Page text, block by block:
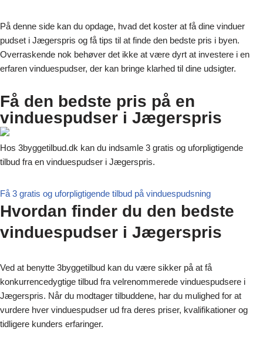
På denne side kan du opdage, hvad det koster at få dine vinduer
pudset i Jægerspris og få tips til at finde den bedste pris i byen.
Overraskende nok behøver det ikke at være dyrt at investere i en
erfaren vinduespudser, der kan bringe klarhed til dine udsigter.
Få den bedste pris på en
vinduespudser i Jægerspris
Hos 3byggetilbud.dk kan du indsamle 3 gratis og uforpligtigende
tilbud fra en vinduespudser i Jægerspris.
Få 3 gratis og uforpligtigende tilbud på vinduespudsning
Hvordan finder du den bedste
vinduespudser i Jægerspris
Ved at benytte 3byggetilbud kan du være sikker på at få
konkurrencedygtige tilbud fra velrenommerede vinduespudsere i
Jægerspris. Når du modtager tilbuddene, har du mulighed for at
vurdere hver vinduespudser ud fra deres priser, kvalifikationer og
tidligere kunders erfaringer.